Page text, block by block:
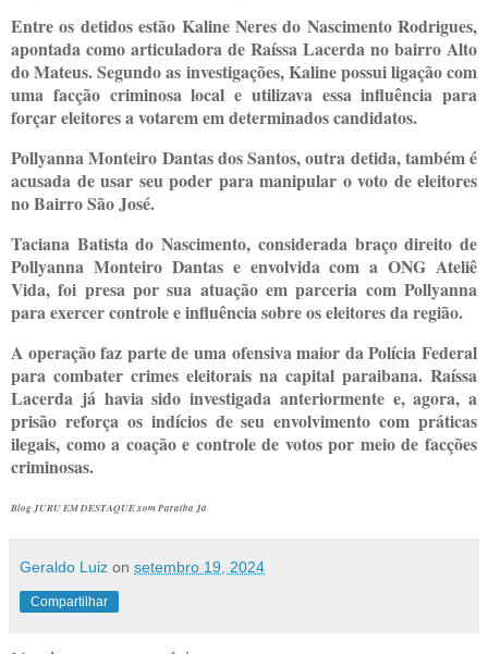
Entre os detidos estão Kaline Neres do Nascimento Rodrigues,
apontada como articuladora de Raíssa Lacerda no bairro Alto
do Mateus. Segundo as investigações, Kaline possui ligação com
uma facção criminosa local e utilizava essa influência para
forçar eleitores a votarem em determinados candidatos.
Pollyanna Monteiro Dantas dos Santos, outra detida, também é
acusada de usar seu poder para manipular o voto de eleitores
no Bairro São José.
Taciana Batista do Nascimento, considerada braço direito de
Pollyanna Monteiro Dantas e envolvida com a ONG Ateliê
Vida, foi presa por sua atuação em parceria com Pollyanna
para exercer controle e influência sobre os eleitores da região.
A operação faz parte de uma ofensiva maior da Polícia Federal
para combater crimes eleitorais na capital paraibana. Raíssa
Lacerda já havia sido investigada anteriormente e, agora, a
prisão reforça os indícios de seu envolvimento com práticas
ilegais, como a coação e controle de votos por meio de facções
criminosas.
Blog JURU EM DESTAQUE xom Paraíba Já
Geraldo Luiz on setembro 19, 2024
Compartilhar